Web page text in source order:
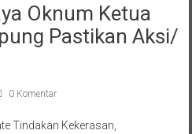
Oknum Ketua
Pastikan Aksi/
0 Komentar
Tindakan Kekerasan,